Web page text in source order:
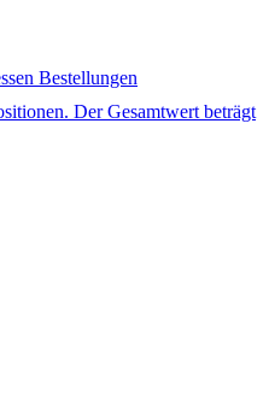
Bestellungen
Der Gesamtwert beträgt